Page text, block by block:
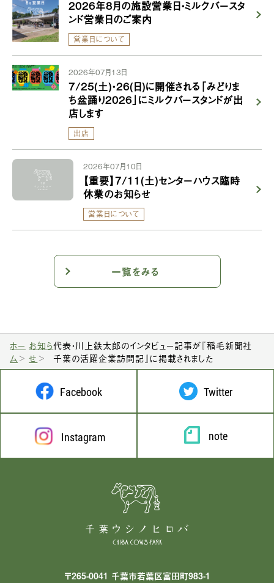
2026年8月の施設営業日・ミルクバースタ
ンド営業日のご案内
営業日について
2026年07月13日
7/25(土)・26(日)に開催される「みどりま
ち盆踊り2026」にミルクバースタンドが出
店します
出店
2026年07月10日
【重要】7/11(土)センターハウス臨時
休業のお知らせ
営業日について
一覧をみる
ホー
ム
お知ら
せ
代表・川上鉄太郎のインタビュー記事が『稲毛新聞社
千葉の活躍企業訪問記』に掲載されました
Facebook Twitter
Instagram note
〒265-0041 千葉市若葉区富田町983-1